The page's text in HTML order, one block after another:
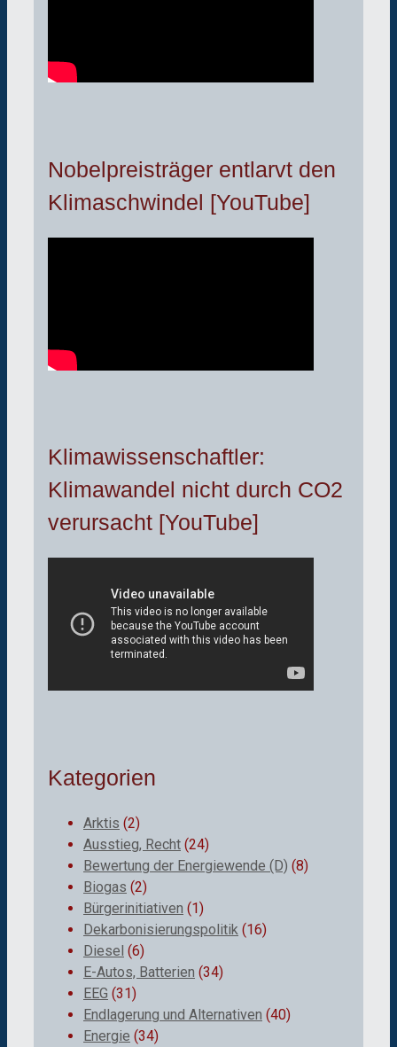
Nobelpreisträger entlarvt den
Klimaschwindel [YouTube]
Klimawissenschaftler:
Klimawandel nicht durch CO2
verursacht [YouTube]
Kategorien
Arktis (2)
Ausstieg, Recht (24)
Bewertung der Energiewende (D) (8)
Biogas (2)
Bürgerinitiativen (1)
Dekarbonisierungspolitik (16)
Diesel (6)
E-Autos, Batterien (34)
EEG (31)
Endlagerung und Alternativen (40)
Energie (34)